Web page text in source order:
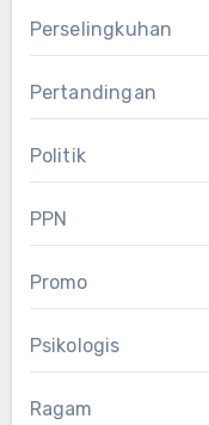
Perselingkuhan
Pertandingan
Politik
PPN
Promo
Psikologis
Ragam